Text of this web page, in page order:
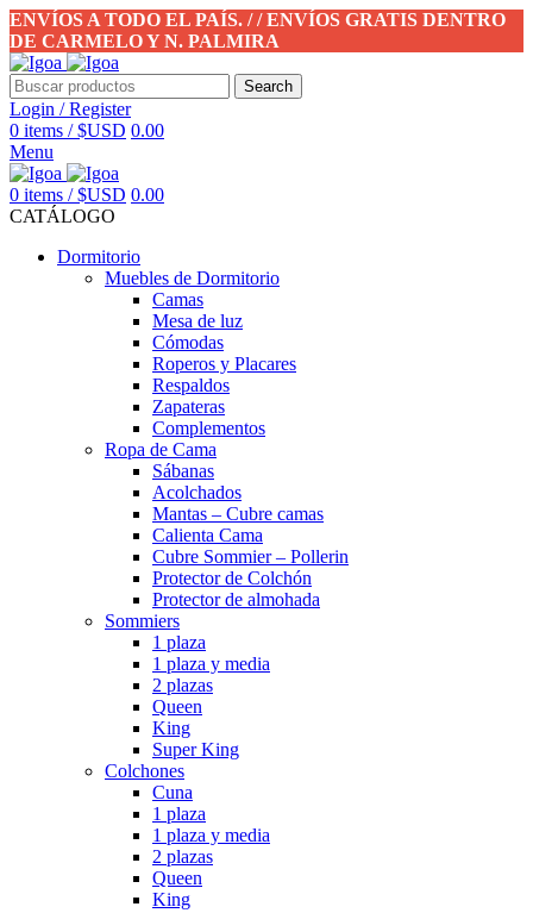
ENVÍOS A TODO EL PAÍS. / / ENVÍOS GRATIS DENTRO
DE CARMELO Y N. PALMIRA
Search
Login / Register
0 items / $USD 0.00
Menu
0 items / $USD 0.00
CATÁLOGO
Dormitorio
Muebles de Dormitorio
Camas
Mesa de luz
Cómodas
Roperos y Placares
Respaldos
Zapateras
Complementos
Ropa de Cama
Sábanas
Acolchados
Mantas – Cubre camas
Calienta Cama
Cubre Sommier – Pollerin
Protector de Colchón
Protector de almohada
Sommiers
1 plaza
1 plaza y media
2 plazas
Queen
King
Super King
Colchones
Cuna
1 plaza
1 plaza y media
2 plazas
Queen
King